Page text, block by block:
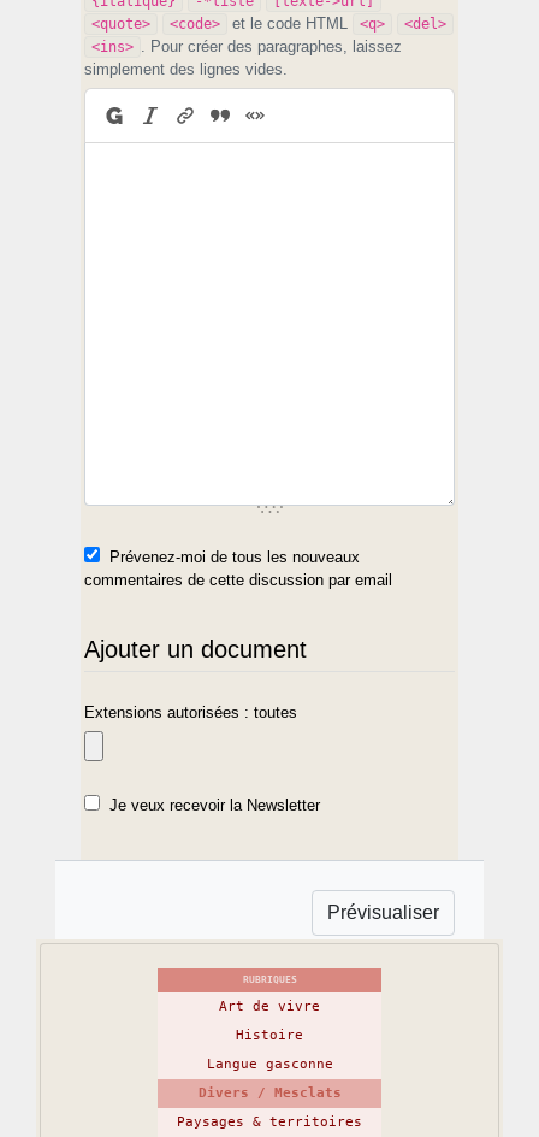
<quote>
<code> et le code HTML <q>
<del>
<ins> . Pour créer des paragraphes, laissez
simplement des lignes vides.
Prévenez-moi de tous les nouveaux
commentaires de cette discussion par email
Ajouter un document
Extensions autorisées : toutes
Je veux recevoir la Newsletter
RUBRIQUES
Art de vivre
Histoire
Langue gasconne
Divers / Mesclats
Paysages & territoires